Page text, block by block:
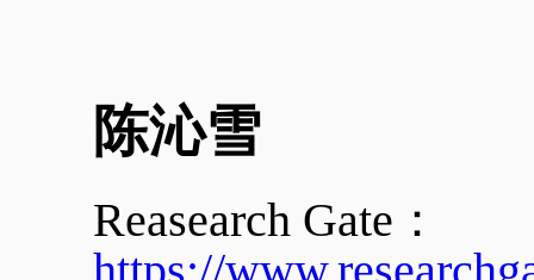
陈沁雪
Reasearch Gate：